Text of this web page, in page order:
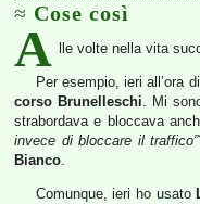
Cose così
A lle volte nella vita
Per esempio, ieri all’ora
corso Brunelleschi. Mi
strabordava e bloccava
invece di bloccare il traffico”
Bianco.
Comunque, ieri ho usato